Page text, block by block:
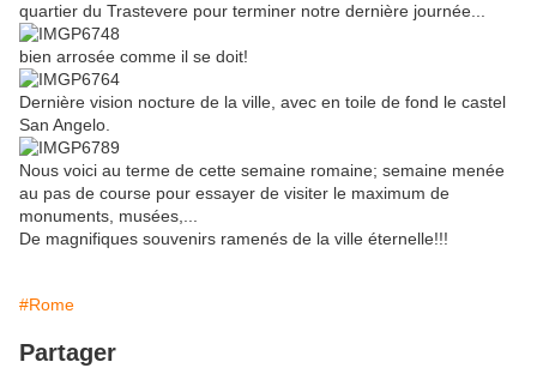
quartier du Trastevere pour terminer notre dernière journée...
bien arrosée comme il se doit!
Dernière vision nocture de la ville, avec en toile de fond le castel
San Angelo.
Nous voici au terme de cette semaine romaine; semaine menée
au pas de course pour essayer de visiter le maximum de
monuments, musées,...
De magnifiques souvenirs ramenés de la ville éternelle!!!
#Rome
Partager